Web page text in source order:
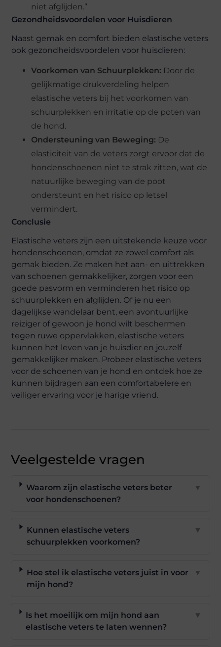
niet afglijden.”
Gezondheidsvoordelen voor Huisdieren
Naast gemak en comfort bieden elastische veters
ook gezondheidsvoordelen voor huisdieren:
Voorkomen van Schuurplekken: Door de
gelijkmatige drukverdeling helpen
elastische veters bij het voorkomen van
schuurplekken en irritatie op de poten van
de hond.
Ondersteuning van Beweging: De
elasticiteit van de veters zorgt ervoor dat de
hondenschoenen niet te strak zitten, wat de
natuurlijke beweging van de poot
ondersteunt en het risico op letsel
vermindert.
Conclusie
Elastische veters zijn een uitstekende keuze voor
hondenschoenen, omdat ze zowel comfort als
gemak bieden. Ze maken het aan- en uittrekken
van schoenen gemakkelijker, zorgen voor een
goede pasvorm en verminderen het risico op
schuurplekken en afglijden. Of je nu een
dagelijkse wandelaar bent, een avontuurlijke
reiziger of gewoon je hond wilt beschermen
tegen ruwe oppervlakken, elastische veters
kunnen het leven van je huisdier en jouzelf
gemakkelijker maken. Probeer elastische veters
voor de schoenen van je hond en ontdek hoe ze
kunnen bijdragen aan een comfortabelere en
veiliger ervaring voor je harige vriend.
Veelgestelde vragen
Waarom zijn elastische veters beter
voor hondenschoenen?
▼
Kunnen elastische veters
schuurplekken voorkomen?
▼
Hoe stel ik elastische veters juist in voor
mijn hond?
▼
Is het moeilijk om mijn hond aan
elastische veters te laten wennen?
▼